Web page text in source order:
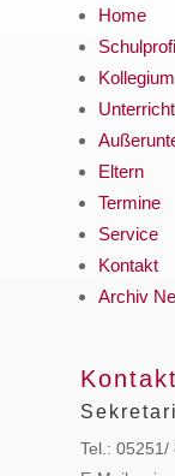
Home
Schulprofil
Kollegium
Unterricht
Eltern
Termine
Service
Kontakt
Archiv
Kontakt
Tel.: